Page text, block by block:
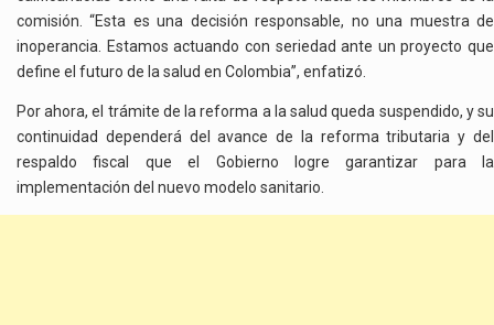
comisión. “Esta es una decisión responsable, no una muestra de
inoperancia. Estamos actuando con seriedad ante un proyecto que
define el futuro de la salud en Colombia”, enfatizó.
Por ahora, el trámite de la reforma a la salud queda suspendido, y su
continuidad dependerá del avance de la reforma tributaria y del
respaldo fiscal que el Gobierno logre garantizar para la
implementación del nuevo modelo sanitario.